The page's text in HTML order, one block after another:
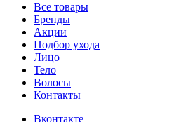
Все товары
Бренды
Акции
Подбор ухода
Лицо
Тело
Волосы
Контакты
Вконтакте